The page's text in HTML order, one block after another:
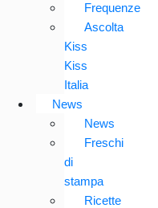
Frequenze
Ascolta
Kiss
Kiss
Italia
News
News
Freschi
di
stampa
Ricette